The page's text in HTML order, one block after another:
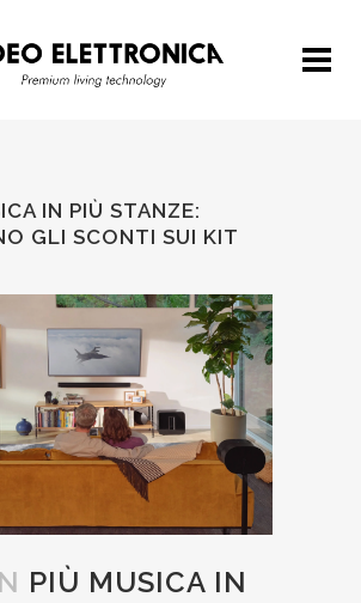
IN PIÙ STANZE:
GLI SCONTI SUI KIT
PIÙ MUSICA IN